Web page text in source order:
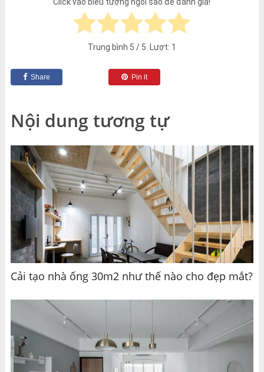
Trung bình 5 / 5. Lượt: 1
Share Pin it
Nội dung tương tự
Cải tạo nhà ống 30m2 như thế nào cho đẹp mắt?